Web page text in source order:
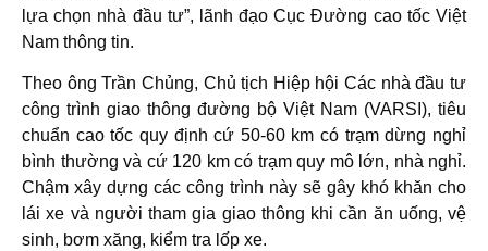
lựa chọn nhà đầu tư”, lãnh đạo Cục Đường cao tốc Việt
Nam thông tin.
Theo ông Trần Chủng, Chủ tịch Hiệp hội Các nhà đầu tư
công trình giao thông đường bộ Việt Nam (VARSI), tiêu
chuẩn cao tốc quy định cứ 50-60 km có trạm dừng nghỉ
bình thường và cứ 120 km có trạm quy mô lớn, nhà nghỉ.
Chậm xây dựng các công trình này sẽ gây khó khăn cho
lái xe và người tham gia giao thông khi cần ăn uống, vệ
sinh, bơm xăng, kiểm tra lốp xe.